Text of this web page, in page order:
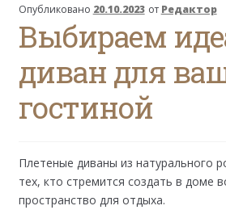
«Модерн»
Опубликовано 20.10.2023 от Редактор
Выбираем
диван для
гостиной
Плетеные диваны из натурального
тех, кто стремится создать в доме
пространство для отдыха.